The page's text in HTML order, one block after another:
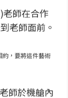
約，要將這件藝術